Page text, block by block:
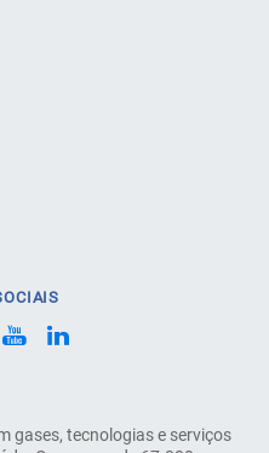
gases, tecnologias e serviços